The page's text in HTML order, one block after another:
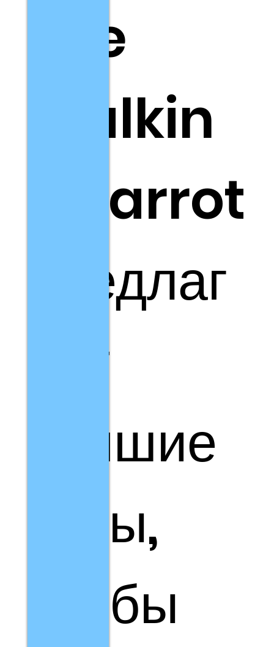
The
Walkin
g Parrot
предлаг
ает
лучшие
туры,
чтобы